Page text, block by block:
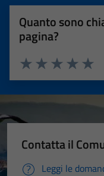
Quanto sono
pagina?
Valuta 4
Valuta 3
Valuta 2 stelle
Valuta 1 stelle su 5
Contatta il
Leggi le